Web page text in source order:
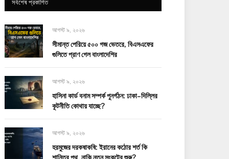
সর্বশেষ প্রকাশিত
আগস্ট ৯, ২০২৬
সীমান্ত পেরিয়ে ৫০০ গজ ভেতরে, বিএসএফের
গুলিতে প্রাণ গেল বাংলাদেশির
আগস্ট ৯, ২০২৬
হাসিনা কার্ড বনাম সম্পর্ক পুনর্গঠন: ঢাকা–দিল্লির
কূটনীতি কোথায় যাচ্ছে?
আগস্ট ৯, ২০২৬
হরমুজের দরকষাকষি: ইরানের কঠোর শর্ত কি